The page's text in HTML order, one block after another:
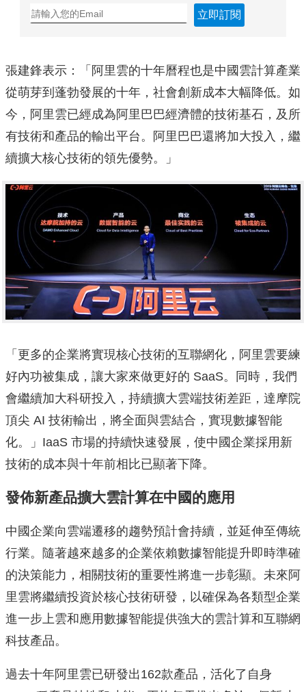
立即訂閱
張建鋒表示：「阿里雲的十年曆程也是中國雲計算產業
從萌芽到蓬勃發展的十年，社會創新成本大幅降低。如
今，阿里雲已經成為阿里巴巴經濟體的技術基石，及所
有技術和產品的輸出平台。阿里巴巴還將加大投入，繼
續擴大核心技術的領先優勢。」
「更多的企業將實現核心技術的互聯網化，阿里雲要練
好內功被集成，讓大家來做更好的 SaaS。同時，我們
會繼續加大科研投入，持續擴大雲端技術差距，達摩院
頂尖 AI 技術輸出，將全面與雲結合，實現數據智能
化。」IaaS 市場的持續快速發展，使中國企業採用新
技術的成本與十年前相比已顯著下降。
發佈新產品擴大雲計算在中國的應用
中國企業向雲端遷移的趨勢預計會持續，並延伸至傳統
行業。隨著越來越多的企業依賴數據智能提升即時準確
的決策能力，相關技術的重要性將進一步彰顯。未來阿
里雲將繼續投資於核心技術研發，以確保為各類型企業
進一步上雲和應用數據智能提供強大的雲計算和互聯網
科技產品。
過去十年阿里雲已研發出162款產品，活化了自身